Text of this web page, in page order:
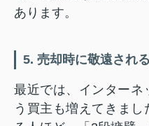
あります。
5. 売却時に敬遠され
最近では、インターネ
う買主も増えてきま